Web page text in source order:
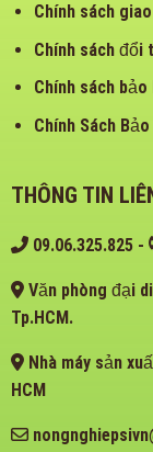
Chính sách
Chính sách đổi
Chính sách bảo
Chính Sách
THÔNG TIN
09.06.325.825-
Văn phòng đại
Tp.HCM.
Nhà máy sản
HCM